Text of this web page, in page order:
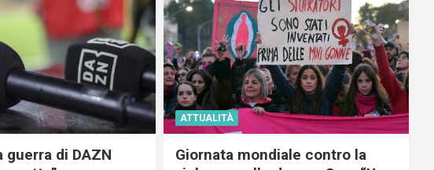
guerra di DAZN
ATTUALITÀ
Giornata mondiale contro la